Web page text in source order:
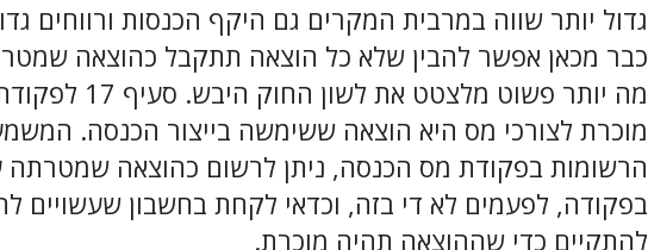
גדול יותר שווה במרבית המקרים גם היקף הכנסות ורווחים
כבר מכאן אפשר להבין שלא כל הוצאה תתקבל כהוצאה
מה יותר פשוט
מוכרת לצורכי מס היא הוצאה ששימשה בייצור הכנסה.
הרשומות בפקודת מס הכנסה, ניתן לרשום כהוצאה
בפקודה, לפעמים לא די בזה, וכדאי לקחת בחשבון שעשויים
להתקיים כדי שההוצאה תהיה מוכרת.